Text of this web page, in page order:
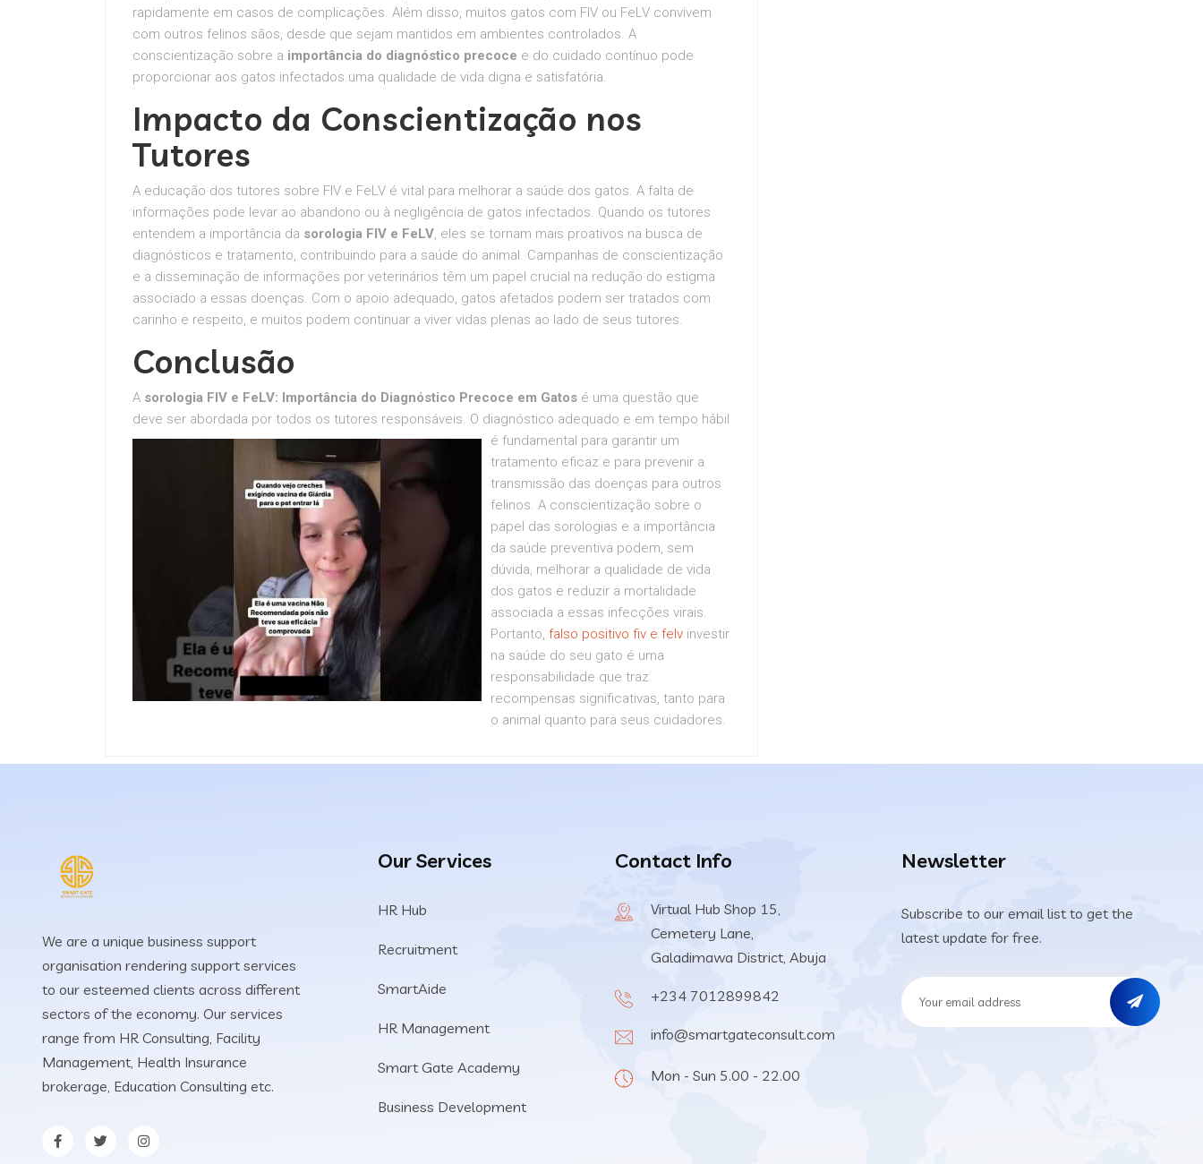
rapidamente em casos de complicações. Além disso, muitos gatos com FIV ou FeLV convivem
com outros felinos sãos, desde que sejam mantidos em ambientes controlados. A
conscientização sobre a importância do diagnóstico precoce e do cuidado contínuo pode
proporcionar aos gatos infectados uma qualidade de vida digna e satisfatória.
Impacto da Conscientização nos
Tutores
A educação dos tutores sobre FIV e FeLV é vital para melhorar a saúde dos gatos. A falta de
informações pode levar ao abandono ou à negligência de gatos infectados. Quando os tutores
entendem a importância da sorologia FIV e FeLV, eles se tornam mais proativos na busca de
diagnósticos e tratamento, contribuindo para a saúde do animal. Campanhas de conscientização
e a disseminação de informações por veterinários têm um papel crucial na redução do estigma
associado a essas doenças. Com o apoio adequado, gatos afetados podem ser tratados com
carinho e respeito, e muitos podem continuar a viver vidas plenas ao lado de seus tutores.
Conclusão
A sorologia FIV e FeLV: Importância do Diagnóstico Precoce em Gatos é uma questão que
deve ser abordada por todos os tutores responsáveis. O diagnóstico adequado e em tempo hábil
é fundamental para garantir um
tratamento eficaz e para prevenir a
transmissão das doenças para outros
felinos. A conscientização sobre o
papel das sorologias e a importância
da saúde preventiva podem, sem
dúvida, melhorar a qualidade de vida
dos gatos e reduzir a mortalidade
associada a essas infecções virais.
Portanto, falso positivo fiv e felv investir
na saúde do seu gato é uma
responsabilidade que traz
recompensas significativas, tanto para
o animal quanto para seus cuidadores.
We are a unique business support
organisation rendering support services
to our esteemed clients across different
sectors of the economy. Our services
range from HR Consulting, Facility
Management, Health Insurance
brokerage, Education Consulting etc.
Our Services
HR Hub
Recruitment
SmartAide
HR Management
Smart Gate Academy
Business Development
Contact Info
Virtual Hub Shop 15,
Cemetery Lane,
Galadimawa District, Abuja
+234 7012899842
info@smartgateconsult.com
Mon - Sun 5.00 - 22.00
Newsletter
Subscribe to our email list to get the
latest update for free.